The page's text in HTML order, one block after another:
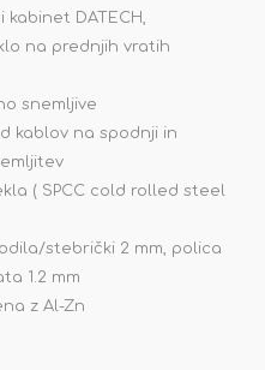
kabinet DATECH,
na prednjih vratih
snemljive
kablov na spodnji in
( SPCC cold rolled steel
stebrički 2 mm, polica
1.2 mm
z Al-Zn